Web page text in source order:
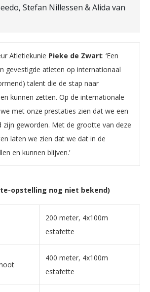
Stefan Nillessen & Alida van
Atletiekunie Pieke de Zwart: ‘Een
gevestigde atleten op internationaal
talent die de stap naar
kunnen zetten. Op de internationale
met onze prestaties zien dat we een
zijn geworden. Met de grootte van deze
laten we zien dat we dat in de
en kunnen blijven.’
opstelling nog niet bekend)
200 meter, 4x100m
estafette
400 meter, 4x100m
estafette